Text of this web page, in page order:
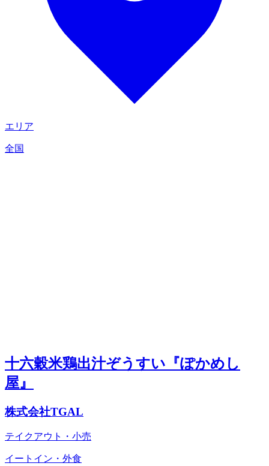
エリア
全国
十六穀米鶏出汁ぞうすい『ぽかめし
屋』
株式会社TGAL
テイクアウト・小売
イートイン・外食